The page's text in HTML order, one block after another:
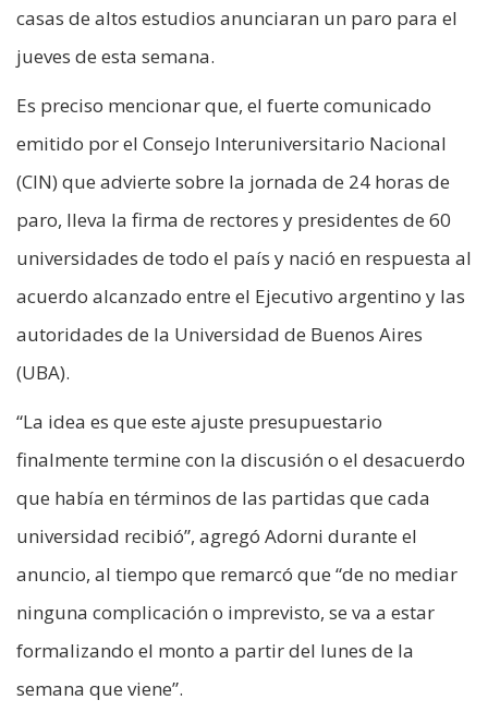
casas de altos estudios anunciaran un paro para el
jueves de esta semana.
Es preciso mencionar que, el fuerte comunicado
emitido por el Consejo Interuniversitario Nacional
(CIN) que advierte sobre la jornada de 24 horas de
paro, lleva la firma de rectores y presidentes de 60
universidades de todo el país y nació en respuesta al
acuerdo alcanzado entre el Ejecutivo argentino y las
autoridades de la Universidad de Buenos Aires
(UBA).
“La idea es que este ajuste presupuestario
finalmente termine con la discusión o el desacuerdo
que había en términos de las partidas que cada
universidad recibió”, agregó Adorni durante el
anuncio, al tiempo que remarcó que “de no mediar
ninguna complicación o imprevisto, se va a estar
formalizando el monto a partir del lunes de la
semana que viene”.